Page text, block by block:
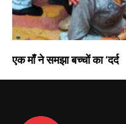
एक माँ ने समझा बच्चों का ‘दर्द